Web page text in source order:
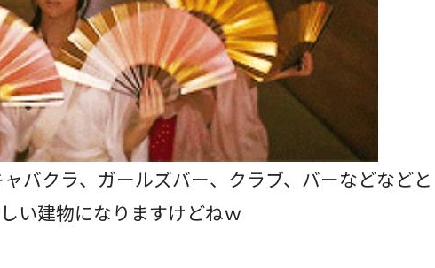
バクラ、ガールズバー、クラブ、バーなどなどと
い建物になりますけどねｗ